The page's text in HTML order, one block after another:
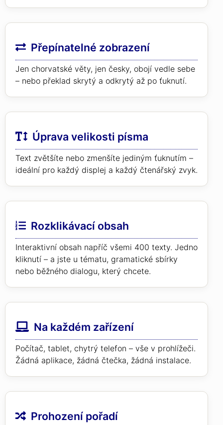
Přepínatelné zobrazení
Jen chorvatské věty, jen česky, obojí vedle sebe
– nebo překlad skrytý a odkrytý až po ťuknutí.
Úprava velikosti písma
Text zvětšíte nebo zmenšíte jediným ťuknutím –
ideální pro každý displej a každý čtenářský zvyk.
Rozklikávací obsah
Interaktivní obsah napříč všemi 400 texty. Jedno
kliknutí – a jste u tématu, gramatické sbírky
nebo běžného dialogu, který chcete.
Na každém zařízení
Počítač, tablet, chytrý telefon – vše v prohlížeči.
Žádná aplikace, žádná čtečka, žádná instalace.
Prohození pořadí